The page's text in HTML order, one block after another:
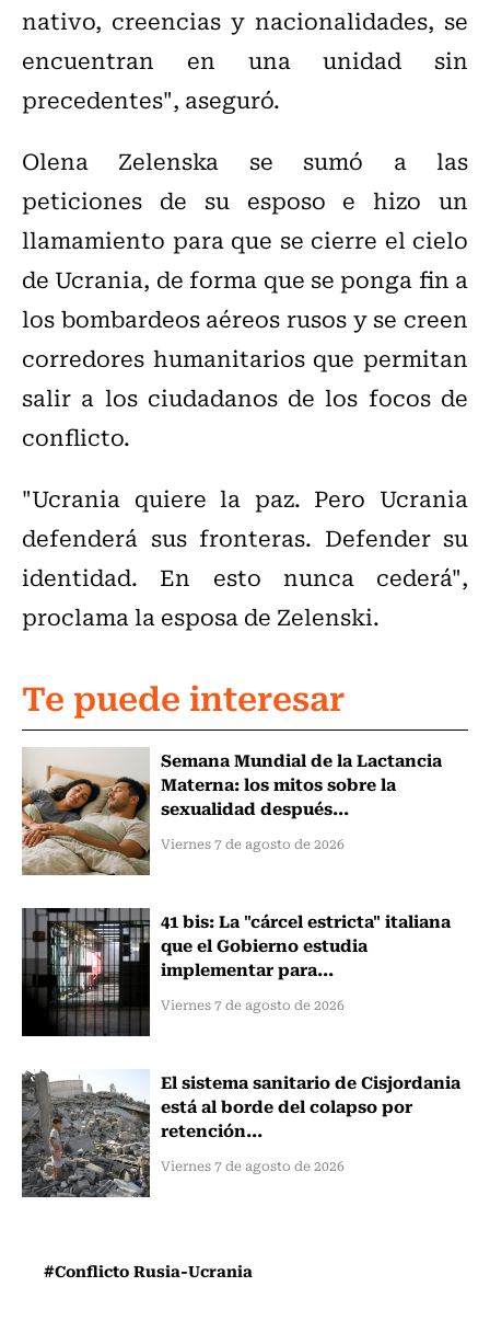
nativo, creencias y nacionalidades, se
encuentran en una unidad sin
precedentes", aseguró.
Olena Zelenska se sumó a las
peticiones de su esposo e hizo un
llamamiento para que se cierre el cielo
de Ucrania, de forma que se ponga fin a
los bombardeos aéreos rusos y se creen
corredores humanitarios que permitan
salir a los ciudadanos de los focos de
conflicto.
"Ucrania quiere la paz. Pero Ucrania
defenderá sus fronteras. Defender su
identidad. En esto nunca cederá",
proclama la esposa de Zelenski.
Te puede interesar
Semana Mundial de la Lactancia
Materna: los mitos sobre la
sexualidad después...
Viernes 7 de agosto de 2026
41 bis: La "cárcel estricta" italiana
que el Gobierno estudia
implementar para...
Viernes 7 de agosto de 2026
El sistema sanitario de Cisjordania
está al borde del colapso por
retención...
Viernes 7 de agosto de 2026
#Conflicto Rusia-Ucrania